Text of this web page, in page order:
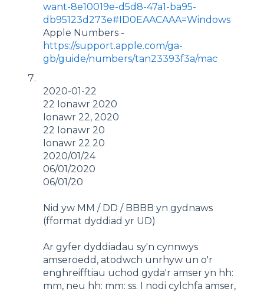
want-8e10019e-d5d8-47a1-ba95-
db95123d273e#ID0EAACAAA=Windows
Apple Numbers -
https://support.apple.com/ga-
gb/guide/numbers/tan23393f3a/mac
2020-01-22
22 Ionawr 2020
Ionawr 22, 2020
22 Ionawr 20
Ionawr 22 20
2020/01/24
06/01/2020
06/01/20
Nid yw MM / DD / BBBB yn gydnaws
(fformat dyddiad yr UD)
Ar gyfer dyddiadau sy'n cynnwys
amseroedd, atodwch unrhyw un o'r
enghreifftiau uchod gyda'r amser yn hh:
mm, neu hh: mm: ss. I nodi cylchfa amser,